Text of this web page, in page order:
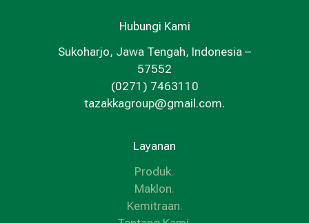
Hubungi Kami
Sukoharjo, Jawa Tengah, Indonesia –
57552
(0271) 7463110
tazakkagroup@gmail.com.
Layanan
Produk.
Maklon.
Kemitraan.